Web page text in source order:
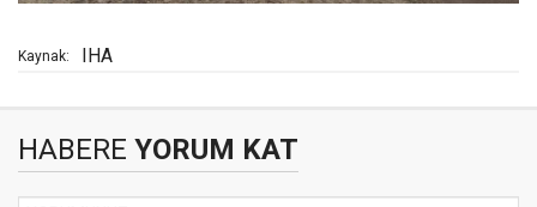
Kaynak: IHA
HABERE YORUM KAT